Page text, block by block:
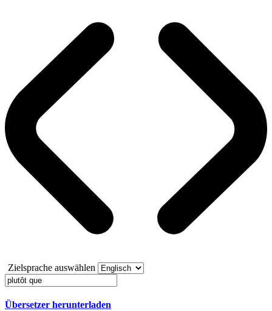
Zielsprache auswählen
Übersetzer herunterladen